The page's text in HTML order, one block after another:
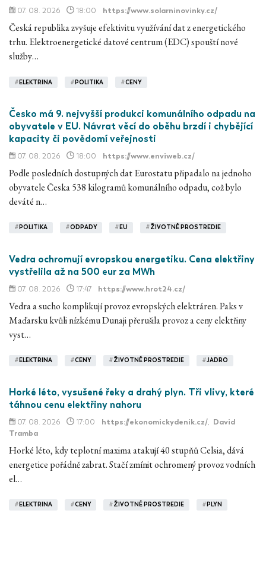
07. 08. 2026 18:00 https://www.solarninovinky.cz/
Česká republika zvyšuje efektivitu využívání dat z energetického
trhu. Elektroenergetické datové centrum (EDC) spouští nové
služby…
# ELEKTRINA # POLITIKA #CENY
Česko má 9. nejvyšší produkci komunálního odpadu na
obyvatele v EU. Návrat věcí do oběhu brzdí i chybějící
kapacity či povědomí veřejnosti
07. 08. 2026 18:00 https://www.enviweb.cz/
Podle posledních dostupných dat Eurostatu připadalo na jednoho
obyvatele Česka 538 kilogramů komunálního odpadu, což bylo
deváté n…
#POLITIKA #ODPADY #EU #ŽIVOTNÉ PROSTREDIE
Vedra ochromují evropskou energetiku. Cena elektřiny
vystřelila až na 500 eur za MWh
07. 08. 2026 17:47 https://www.hrot24.cz/
Vedra a sucho komplikují provoz evropských elektráren. Paks v
Maďarsku kvůli nízkému Dunaji přerušila provoz a ceny elektřiny
vyst…
#ELEKTRINA #CENY #ŽIVOTNÉ PROSTREDIE #JADRO
Horké léto, vysušené řeky a drahý plyn. Tři vlivy, které
táhnou cenu elektřiny nahoru
07. 08. 2026 17:00 https://ekonomickydenik.cz/
David
Tramba
Horké léto, kdy teplotní maxima atakují 40 stupňů Celsia, dává
energetice pořádně zabrat. Stačí zmínit ochromený provoz vodních
el…
# ELEKTRINA #CENY #ŽIVOTNÉ PROSTREDIE # PLYN